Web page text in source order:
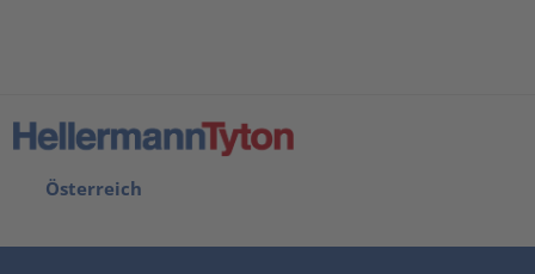
Österreich